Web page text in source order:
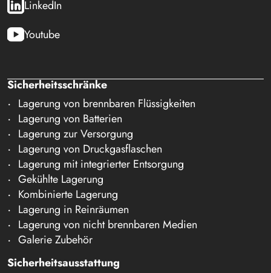
LinkedIn
Youtube
Sicherheitsschränke
Lagerung von brennbaren Flüssigkeiten
Lagerung von Batterien
Lagerung zur Versorgung
Lagerung von Druckgasflaschen
Lagerung mit integrierter Entsorgung
Gekühlte Lagerung
Kombinierte Lagerung
Lagerung in Reinräumen
Lagerung von nicht brennbaren Medien
Galerie Zubehör
Sicherheitsausstattung